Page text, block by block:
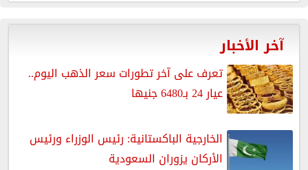
آخر الأخبار
تعرف على آخر تطورات سعر الذهب اليوم..
عيار 24 بـ6480 جنيها
الخارجية الباكستانية: رئيس الوزراء ورئيس
الأركان يزوران السعودية